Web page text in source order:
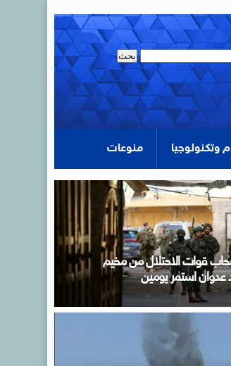
وتكنولوجيا منوعات
خطية من الرئيس السيسى إلى